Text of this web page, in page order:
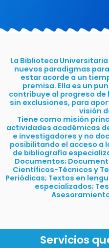
La Biblioteca
nuevos paradigmas
estar acorde a un
premisa. Ella es un
contribuye al progreso de
sin exclusiones, para
visión
Tiene como misión
actividades académicas
e investigadores y no
posibilitando el acceso a
de bibliografía
Documentos;
Científicos-Técnicos y
Periódicas; Textos en
especializados;
Servicios